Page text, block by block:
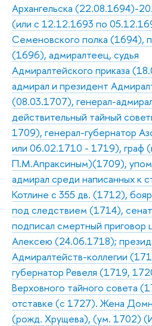
Архангельска (22.08.1694)-
(или с 12.12.1693 по
Семеновского полка (1694),
(1696), адмиралтеец, судья
Адмиралтейского приказа
адмирал и президент
(08.03.1707), генерал-
действительный тайный
1709), генерал-губернатор
или 06.02.1710 - 1719), граф
П.М.Апраксиным)(1709),
адмирал среди написанных к
Котлине с 355 дв. (1712),
под следствием (1714),
подписал смертный приговор
Алексею (24.06.1718);
Адмиралтейств-коллегии
губернатор Ревеля (1719,
Верховного тайного совета
отставке (с 1727). Жена
(рожд. Хрущева), (ум. 1702)